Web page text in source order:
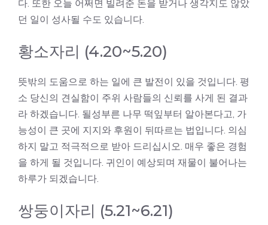
다. 또한 오늘 어쩌면 빌려준 돈을 받거나 생각지도 않았
던 일이 성사될 수도 있습니다.
황소자리 (4.20~5.20)
뜻밖의 도움으로 하는 일에 큰 발전이 있을 것입니다. 평
소 당신의 견실함이 주위 사람들의 신뢰를 사게 된 결과
라 하겠습니다. 될성부른 나무 떡잎부터 알아본다고, 가
능성이 큰 곳에 지지와 후원이 뒤따르는 법입니다. 의심
하지 말고 적극적으로 받아 드리십시오. 매우 좋은 경험
을 하게 될 것입니다. 귀인이 예상되며 재물이 불어나는
하루가 되겠습니다.
쌍둥이자리 (5.21~6.21)